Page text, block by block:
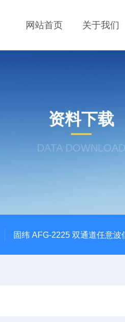
网站首页 关于我们
资料下载
DATA DOWNLOAD
固纬 AFG-2225 双通道任意波